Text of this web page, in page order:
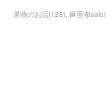
果物のお話(128) 麻里布